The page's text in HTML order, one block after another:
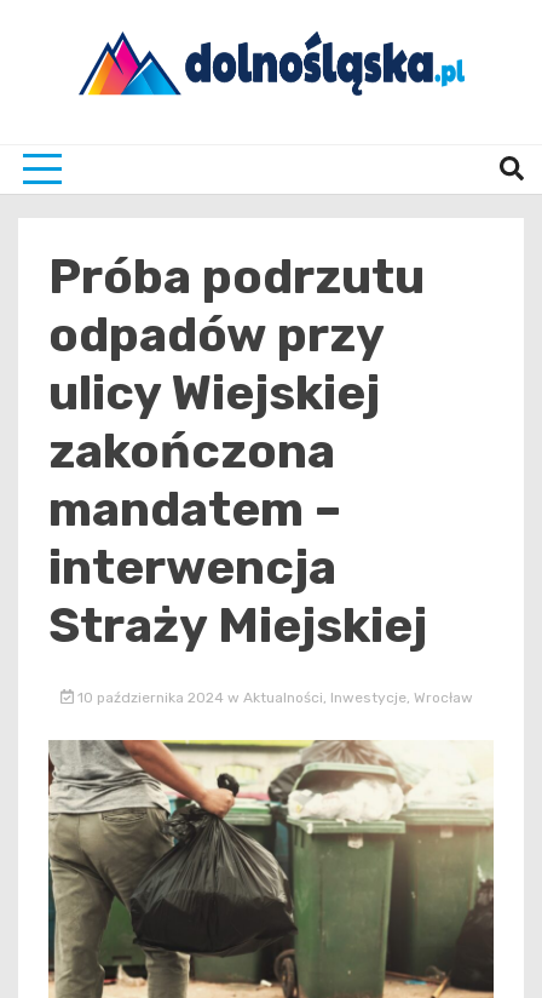
Próba podrzutu
odpadów przy
ulicy Wiejskiej
zakończona
mandatem –
interwencja
Straży Miejskiej
10 października 2024 w Aktualności Inwestycje, Wrocław